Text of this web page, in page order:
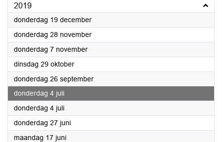
2019
donderdag 19 december2019
donderdag 28 november2019
donderdag 7 november2019
dinsdag 29 oktober2019
donderdag 26 september2019
donderdag 4 juli
donderdag 4 juli2019
donderdag 27 juni2019
maandag 17 juni2019